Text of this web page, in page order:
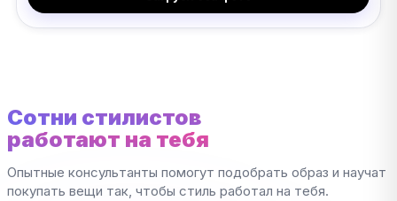
Сотни стилистов
работают на тебя
Опытные консультанты помогут подобрать образ и научат
покупать вещи так, чтобы стиль работал на тебя.